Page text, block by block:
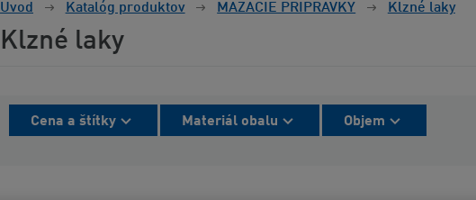
Úvod Katalóg produktov MAZACIE PRÍPRAVKY Klzné laky
Klzné laky
Cena a štítky Materiál obalu Objem